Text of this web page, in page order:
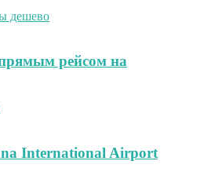
рейсом на
International Airport